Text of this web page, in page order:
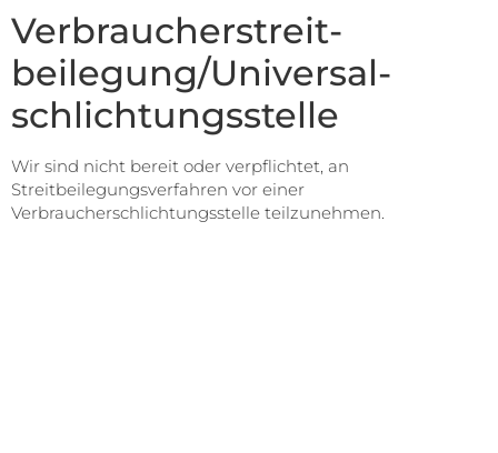
Verbraucher­streit­
beilegung/Universal­
schlichtungs­stelle
Wir sind nicht bereit oder verpflichtet, an
Streitbeilegungsverfahren vor einer
Verbraucherschlichtungsstelle teilzunehmen.